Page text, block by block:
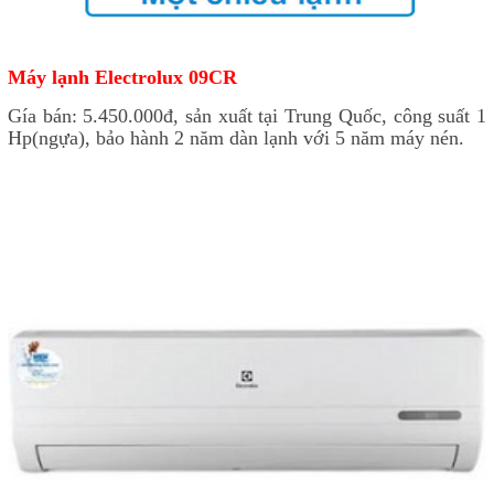
Máy lạnh Electrolux 09CR
Gía bán: 5.450.000đ, sản xuất tại Trung Quốc, công suất 1
Hp(ngựa), bảo hành 2 năm dàn lạnh với 5 năm máy nén.